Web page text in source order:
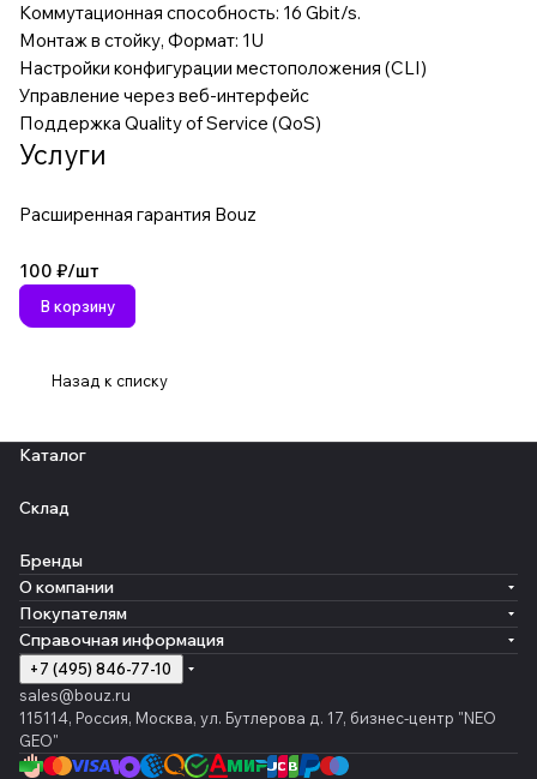
Коммутационная способность: 16 Gbit/s.
Монтаж в стойку, Формат: 1U
Настройки конфигурации местоположения (CLI)
Управление через веб-интерфейс
Поддержка Quality of Service (QoS)
Услуги
Расширенная гарантия Bouz
100 ₽/шт
В корзину
Назад к списку
Каталог
Склад
Бренды
О компании
Покупателям
Справочная информация
+7 (495) 846-77-10
sales@bouz.ru
115114, Россия, Москва, ул. Бутлерова д. 17, бизнес-центр "NEO
GEO"